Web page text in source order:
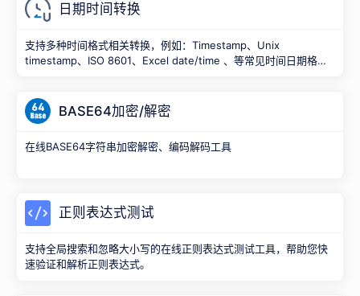
日期时间转换
支持多种时间格式相关转换，例如：Timestamp、Unix
timestamp、ISO 8601、Excel date/time 、等常见时间日期格
BASE64加密/解密
在线BASE64字符串加密解密、编码解码工具
正则表达式测试
支持全局搜索和忽略大小写的在线正则表达式测试工具，帮助您快
速验证和解析正则表达式。